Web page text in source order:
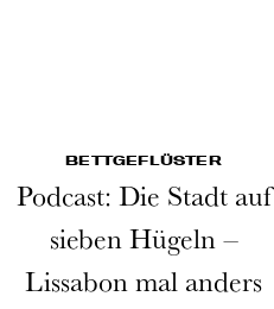
BETTGEFLÜSTER
Podcast: Die Stadt auf
sieben Hügeln –
Lissabon mal anders